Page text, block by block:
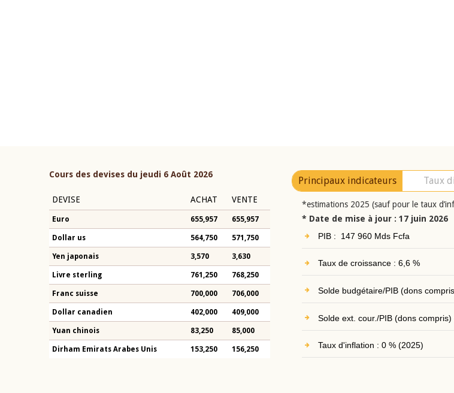
Cours des devises du jeudi 6 Août 2026
DEVISE ACHAT VENTE
Euro 655,957 655,957
Dollar us 564,750 571,750
Yen japonais 3,570 3,630
Livre sterling 761,250 768,250
Franc suisse 700,000 706,000
Dollar canadien 402,000 409,000
Yuan chinois 83,250 85,000
Dirham Emirats Arabes Unis 153,250 156,250
Principaux indicateurs Taux
*estimations 2025 (sauf pour le taux
* Date de mise à jour : 17 juin 2026
PIB : 147 960 Mds Fcfa
Taux de croissance : 6,6 %
Solde budgétaire/PIB (dons
Solde ext. cour./PIB (dons compris)
Taux d'inflation : 0 % (2025)